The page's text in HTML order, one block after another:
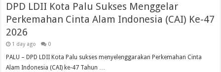
DPD LDII Kota Palu Sukses Menggelar
Perkemahan Cinta Alam Indonesia (CAI) Ke-47
2026
1 day ago 0
PALU – DPD LDII Kota Palu sukses menyelenggarakan Perkemahan Cinta
Alam Indonesia (CAI) ke-47 Tahun …